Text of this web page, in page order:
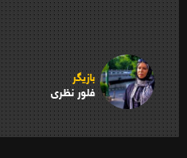
بازیگر
فلور نظری